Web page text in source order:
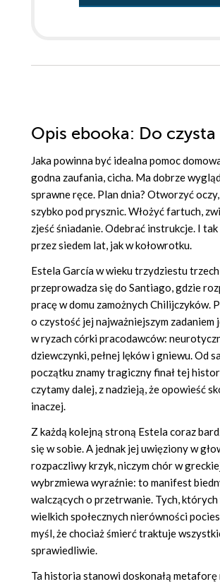
Opis ebooka: Do czysta
Jaka powinna być idealna pomoc
godna zaufania, cicha. Ma dobrze
sprawne ręce. Plan dnia? Otworzyć
szybko pod prysznic. Włożyć fartuch,
zjeść śniadanie. Odebrać instrukcje. I
przez siedem lat, jak w kołowrotku.
Estela García w wieku trzydziestu
przeprowadza się do Santiago, gdzie
pracę w domu zamożnych Chilijczyków.
o czystość jej najważniejszym zadaniem
w ryzach córki pracodawców:
dziewczynki, pełnej lęków i gniewu. Od
początku znamy tragiczny finał tej
czytamy dalej, z nadzieją, że opowieść
inaczej.
Z każdą kolejną stroną Estela coraz
się w sobie. A jednak jej uwięziony w
rozpaczliwy krzyk, niczym chór w
wybrzmiewa wyraźnie: to manifest
walczących o przetrwanie. Tych, których
wielkich społecznych nierówności
myśl, że chociaż śmierć traktuje
sprawiedliwie.
Ta historia stanowi doskonałą metaforę